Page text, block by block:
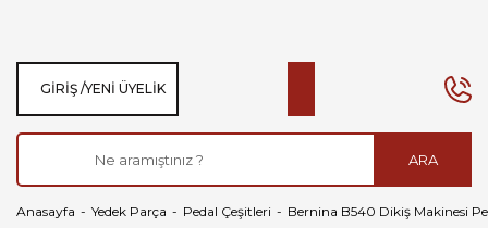
ARA
GIRIŞ /YENI ÜYELIK
Anasayfa Yedek Parça Pedal Çeşitleri Bernina B540 Dikiş Makinesi